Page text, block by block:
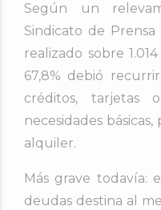
Según un
Sindicato de Prensa
realizado sobre
67,8% debió
créditos, tarjetas
necesidades
alquiler.
Más grave todavía:
deudas destina al